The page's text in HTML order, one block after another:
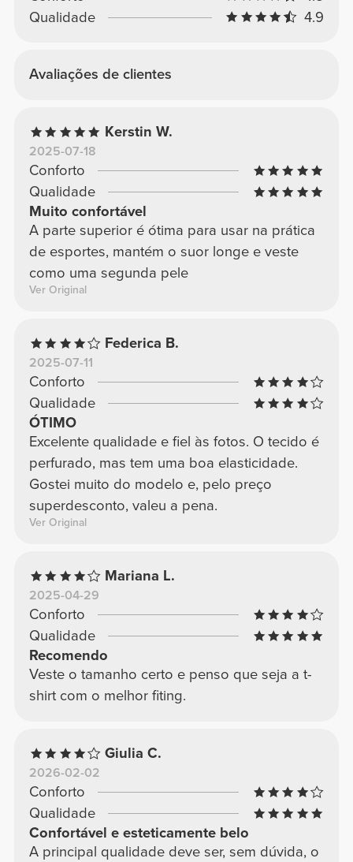
Qualidade
4.9
Avaliações de clientes
Kerstin W.
2025-07-18
Conforto
Qualidade
Muito confortável
A parte superior é ótima para usar na prática
de esportes, mantém o suor longe e veste
como uma segunda pele
Ver Original
Federica B.
2025-07-11
Conforto
Qualidade
ÓTIMO
Excelente qualidade e fiel às fotos. O tecido é
perfurado, mas tem uma boa elasticidade.
Gostei muito do modelo e, pelo preço
superdesconto, valeu a pena.
Ver Original
Mariana L.
2025-04-29
Conforto
Qualidade
Recomendo
Veste o tamanho certo e penso que seja a t-
shirt com o melhor fiting.
Giulia C.
2026-02-02
Conforto
Qualidade
Confortável e esteticamente belo
A principal qualidade deve ser, sem dúvida, o